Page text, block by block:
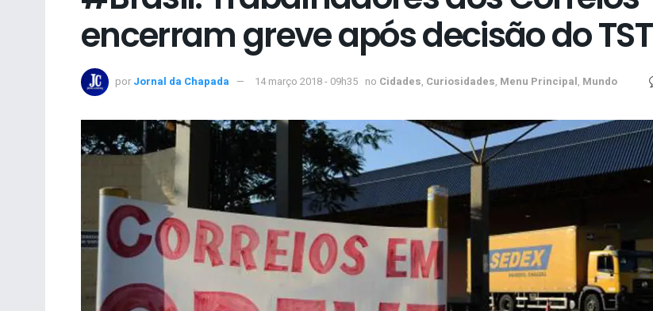
encerram greve após decisão do TST
por Jornal da Chapada 14 março 2018 - 09h35 no Cidades, Curiosidades, Menu Principal, Mundo